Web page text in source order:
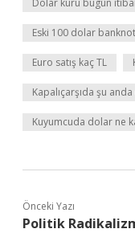
Dolar kuru bugün
Eski 100 dolar
Euro satış kaç TL
Kapalıçarşıda şu
Kuyumcuda dolar ne
Önceki Yazı
Politik